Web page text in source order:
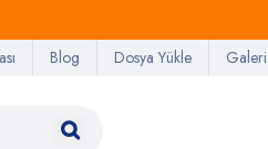
Blog Dosya Yükle Galeri